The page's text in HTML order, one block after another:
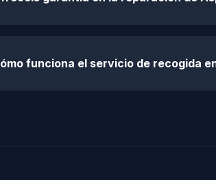
funciona el servicio de recogida